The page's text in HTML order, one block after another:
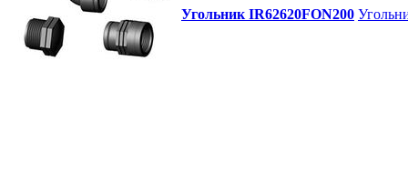
Угольник IR62620FON200